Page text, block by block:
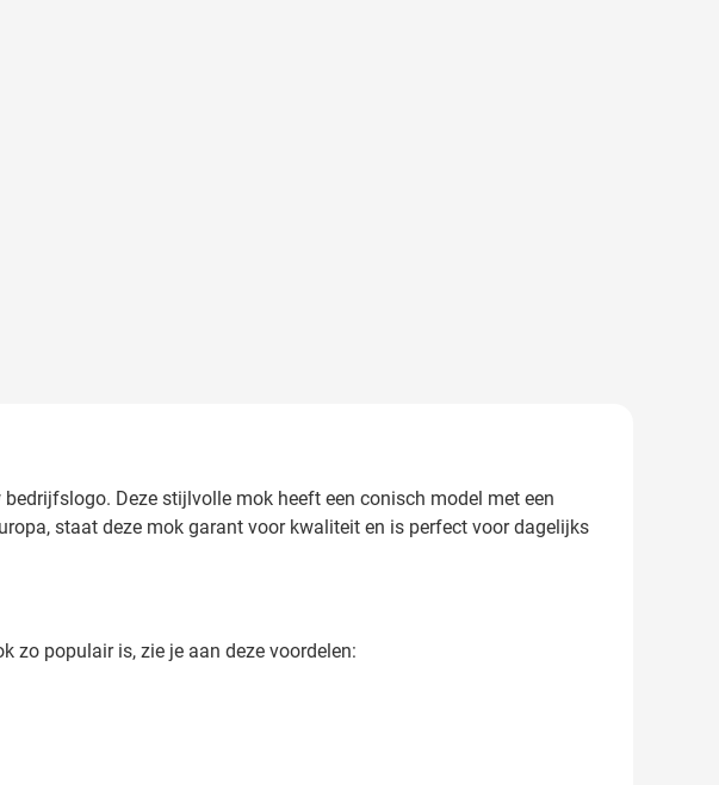
Deze stijlvolle mok heeft een conisch model met een
staat deze mok garant voor kwaliteit en is perfect voor dagelijks
zo populair is, zie je aan deze voordelen: